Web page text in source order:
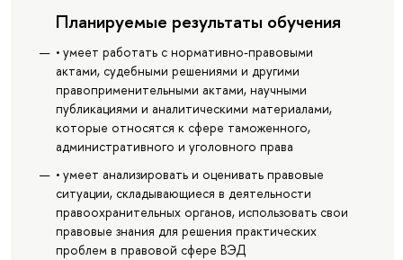
Планируемые результаты обучения
• умеет работать с нормативно-правовыми
актами, судебными решениями и другими
правоприменительными актами, научными
публикациями и аналитическими материалами,
которые относятся к сфере таможенного,
административного и уголовного права
• умеет анализировать и оценивать правовые
ситуации, складывающиеся в деятельности
правоохранительных органов, использовать свои
правовые знания для решения практических
проблем в правовой сфере ВЭД